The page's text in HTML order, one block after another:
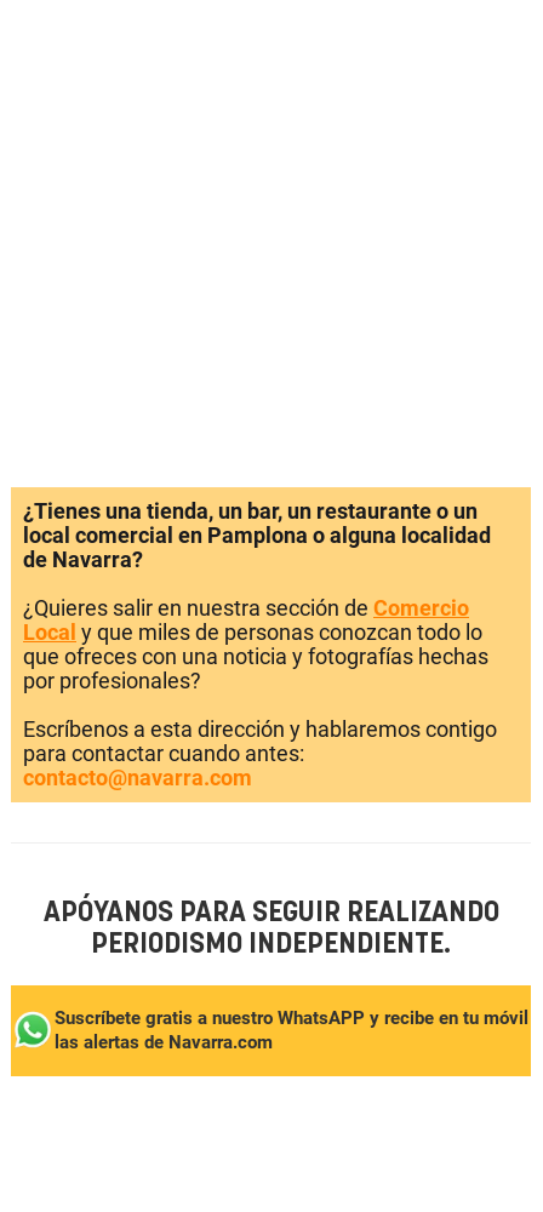
¿Tienes una tienda, un bar, un restaurante o un
local comercial en Pamplona o alguna localidad
de Navarra?
¿Quieres salir en nuestra sección de Comercio
Local y que miles de personas conozcan todo lo
que ofreces con una noticia y fotografías hechas
por profesionales?
Escríbenos a esta dirección y hablaremos contigo
para contactar cuando antes:
contacto@navarra.com
APÓYANOS PARA SEGUIR REALIZANDO
PERIODISMO INDEPENDIENTE.
Suscríbete gratis a nuestro WhatsAPP y recibe en tu móvil
las alertas de Navarra.com